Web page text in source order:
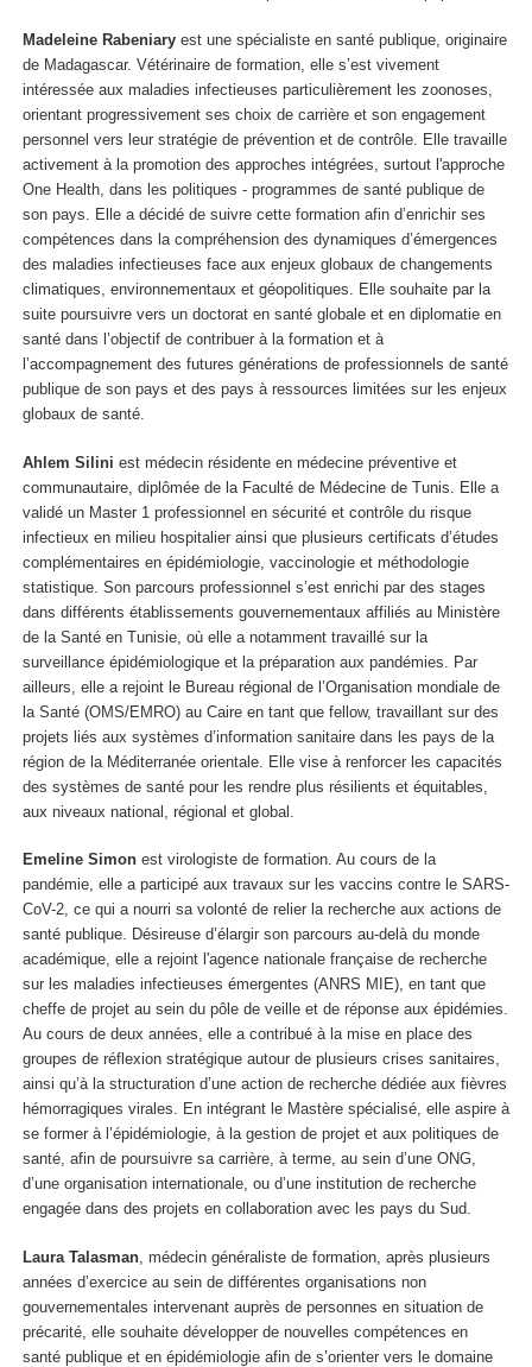
Madeleine Rabeniary est une spécialiste en santé publique, originaire
de Madagascar. Vétérinaire de formation, elle s’est vivement
intéressée aux maladies infectieuses particulièrement les zoonoses,
orientant progressivement ses choix de carrière et son engagement
personnel vers leur stratégie de prévention et de contrôle. Elle travaille
activement à la promotion des approches intégrées, surtout l'approche
One Health, dans les politiques - programmes de santé publique de
son pays. Elle a décidé de suivre cette formation afin d’enrichir ses
compétences dans la compréhension des dynamiques d’émergences
des maladies infectieuses face aux enjeux globaux de changements
climatiques, environnementaux et géopolitiques. Elle souhaite par la
suite poursuivre vers un doctorat en santé globale et en diplomatie en
santé dans l’objectif de contribuer à la formation et à
l’accompagnement des futures générations de professionnels de santé
publique de son pays et des pays à ressources limitées sur les enjeux
globaux de santé.
Ahlem Silini est médecin résidente en médecine préventive et
communautaire, diplômée de la Faculté de Médecine de Tunis. Elle a
validé un Master 1 professionnel en sécurité et contrôle du risque
infectieux en milieu hospitalier ainsi que plusieurs certificats d’études
complémentaires en épidémiologie, vaccinologie et méthodologie
statistique. Son parcours professionnel s’est enrichi par des stages
dans différents établissements gouvernementaux affiliés au Ministère
de la Santé en Tunisie, où elle a notamment travaillé sur la
surveillance épidémiologique et la préparation aux pandémies. Par
ailleurs, elle a rejoint le Bureau régional de l’Organisation mondiale de
la Santé (OMS/EMRO) au Caire en tant que fellow, travaillant sur des
projets liés aux systèmes d’information sanitaire dans les pays de la
région de la Méditerranée orientale. Elle vise à renforcer les capacités
des systèmes de santé pour les rendre plus résilients et équitables,
aux niveaux national, régional et global.
Emeline Simon est virologiste de formation. Au cours de la
pandémie, elle a participé aux travaux sur les vaccins contre le SARS-
CoV-2, ce qui a nourri sa volonté de relier la recherche aux actions de
santé publique. Désireuse d’élargir son parcours au-delà du monde
académique, elle a rejoint l'agence nationale française de recherche
sur les maladies infectieuses émergentes (ANRS MIE), en tant que
cheffe de projet au sein du pôle de veille et de réponse aux épidémies.
Au cours de deux années, elle a contribué à la mise en place des
groupes de réflexion stratégique autour de plusieurs crises sanitaires,
ainsi qu’à la structuration d’une action de recherche dédiée aux fièvres
hémorragiques virales. En intégrant le Mastère spécialisé, elle aspire à
se former à l’épidémiologie, à la gestion de projet et aux politiques de
santé, afin de poursuivre sa carrière, à terme, au sein d’une ONG,
d’une organisation internationale, ou d’une institution de recherche
engagée dans des projets en collaboration avec les pays du Sud.
Laura Talasman , médecin généraliste de formation, après plusieurs
années d’exercice au sein de différentes organisations non
gouvernementales intervenant auprès de personnes en situation de
précarité, elle souhaite développer de nouvelles compétences en
santé publique et en épidémiologie afin de s’orienter vers le domaine